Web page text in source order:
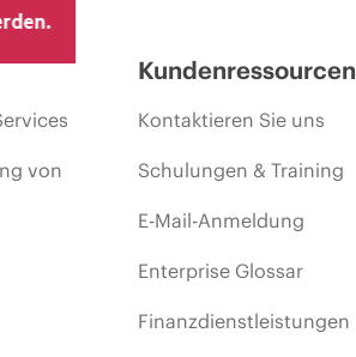
von
Kundenressourcen
Kontaktieren Sie uns
Schulungen & Training
E-Mail-Anmeldung
Enterprise Glossar
Finanzdienstleistungen